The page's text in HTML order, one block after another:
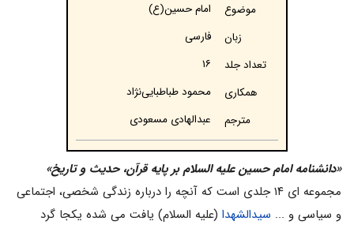
موضوع
امام ح‍س‍ی‍ن‌(ع)
زبان
فارسی
تعداد جلد
۱۶
همکاری
محمود طباطبایی‌نژاد
مترجم
عبدالهادی مسعودی
«دانشنامه امام حسین علیه السلام بر پایه قرآن، حدیث و تاریخ»
مجموعه ای ۱۴ جلدی است که آنچه را درباره زندگى شخصى، اجتماعى
و سیاسى و ... سیدالشهدا (علیه السلام) یافت می شده یکجا گرد